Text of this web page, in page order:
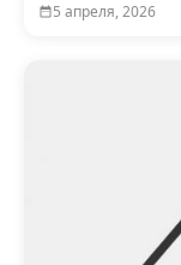
5 апреля, 2026